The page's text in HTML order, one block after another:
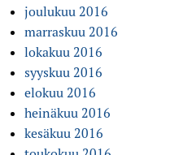
joulukuu 2016
marraskuu 2016
lokakuu 2016
syyskuu 2016
elokuu 2016
heinäkuu 2016
kesäkuu 2016